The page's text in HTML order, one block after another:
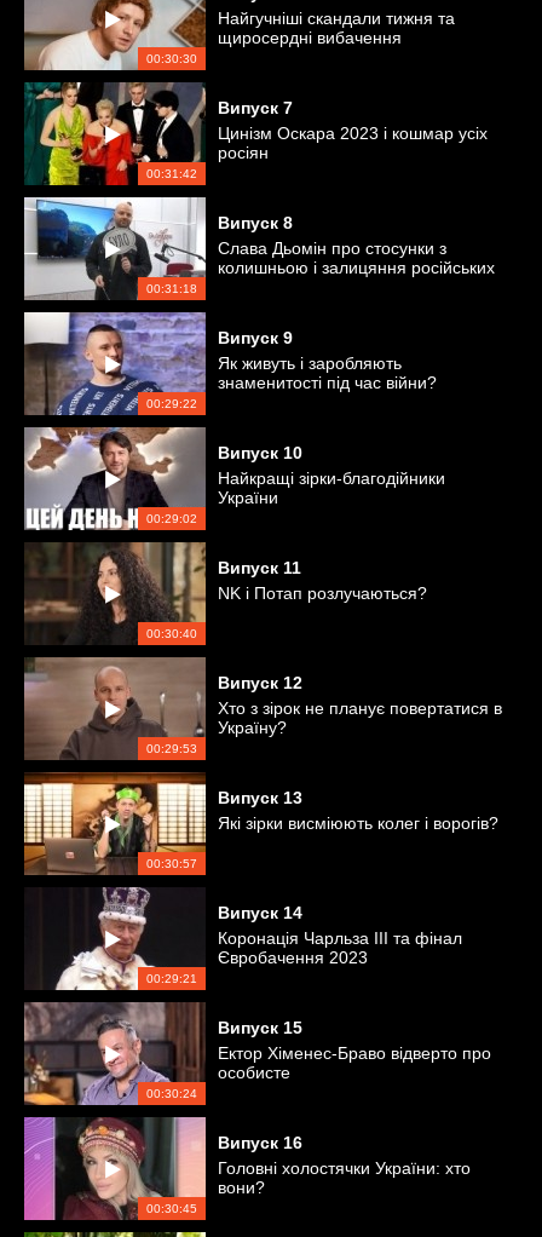
00:30:30
Найгучніші скандали тижня та
щиросердні вибачення
00:31:42
Випуск 7
Цинізм Оскара 2023 і кошмар усіх
росіян
00:31:18
Випуск 8
Слава Дьомін про стосунки з
колишньою і залицяння російських
00:29:22
Випуск 9
Як живуть і заробляють
знаменитості під час війни?
00:29:02
Випуск 10
Найкращі зірки-благодійники
України
00:30:40
Випуск 11
NK і Потап розлучаються?
00:29:53
Випуск 12
Хто з зірок не планує повертатися в
Україну?
00:30:57
Випуск 13
Які зірки висміюють колег і ворогів?
00:29:21
Випуск 14
Коронація Чарльза ІІІ та фінал
Євробачення 2023
00:30:24
Випуск 15
Ектор Хіменес-Браво відверто про
особисте
00:30:45
Випуск 16
Головні холостячки України: хто
вони?